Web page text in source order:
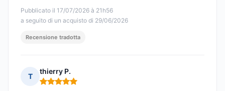
Pubblicato il 17/07/2026 à 21h56
a seguito di un acquisto di 29/06/2026
Recensione tradotta
T
thierry P.
Nota: 5 su 5